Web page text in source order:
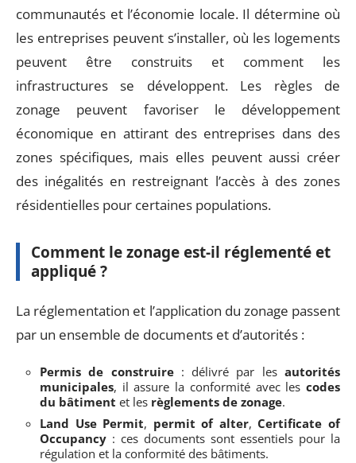
communautés et l’économie locale. Il détermine où
les entreprises peuvent s’installer, où les logements
peuvent être construits et comment les
infrastructures se développent. Les règles de
zonage peuvent favoriser le développement
économique en attirant des entreprises dans des
zones spécifiques, mais elles peuvent aussi créer
des inégalités en restreignant l’accès à des zones
résidentielles pour certaines populations.
Comment le zonage est-il réglementé et
appliqué ?
La réglementation et l’application du zonage passent
par un ensemble de documents et d’autorités :
Permis de construire: délivré par lesautorités
municipales, il assure la conformité avec les codes
du bâtiment et les règlements de zonage.
Land Use Permit, permit of alter, Certificate of
Occupancy : ces documents sont essentiels pour la
régulation et la conformité des bâtiments.